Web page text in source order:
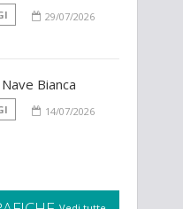
29/07/2026
Bianca
14/07/2026